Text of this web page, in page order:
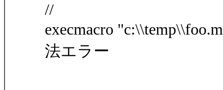
//
execmacro
法エラー